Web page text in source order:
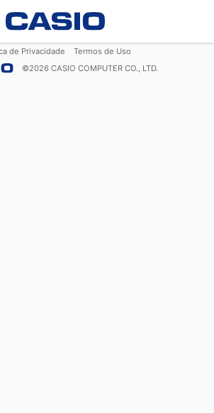
de Privacidade
Termos de Uso
©2026 CASIO COMPUTER CO., LTD.